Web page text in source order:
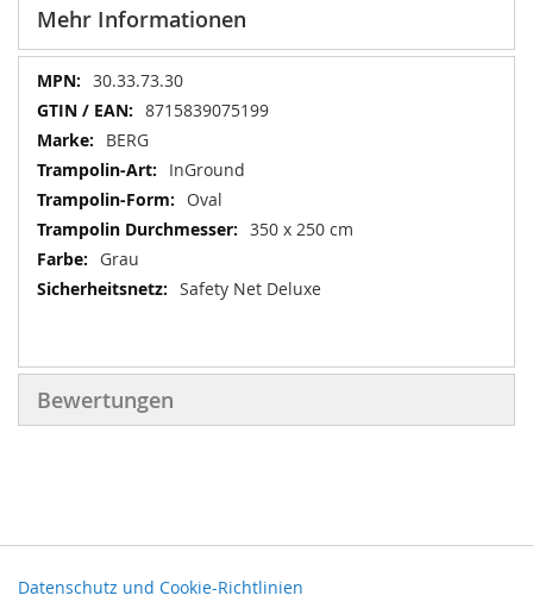
Mehr Informationen
Mehr
Informationen
30.33.73.30
8715839075199
BERG
InGround
Oval
350 x 250 cm
Grau
Safety Net Deluxe
Bewertungen
Datenschutz und Cookie-Richtlinien